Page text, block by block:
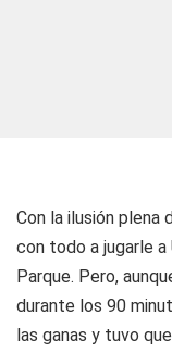
Con la ilusión plena
con todo a jugarle a
Parque. Pero,
durante los 90
las ganas y tuvo